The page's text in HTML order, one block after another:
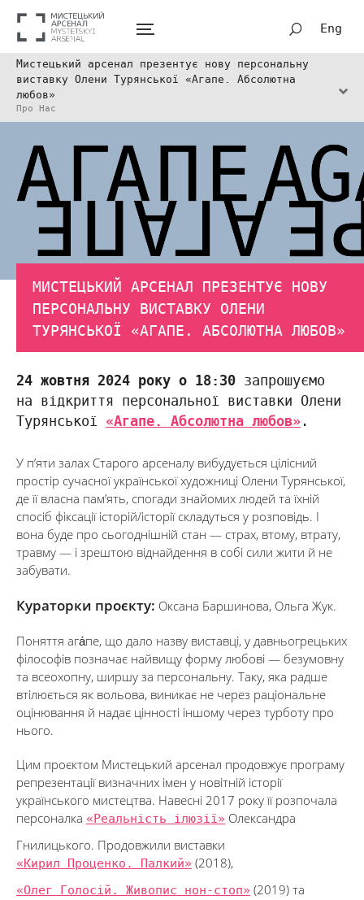
Eng
Мистецький арсенал презентує нову персональну
виставку Олени Турянської «Агапе. Абсолютна
любов»
Про Нас
МИСТЕЦЬКИЙ АРСЕНАЛ ПРЕЗЕНТУЄ НОВУ
ПЕРСОНАЛЬНУ ВИСТАВКУ ОЛЕНИ
ТУРЯНСЬКОЇ «АГАПЕ. АБСОЛЮТНА ЛЮБОВ»
24 жовтня 2024 року о 18:30 запрошуємо
на відкриття персональної виставки Олени
Турянської «Агапе. Абсолютна любов».
У п’яти залах Старого арсеналу вибудується цілісний
простір сучасної української художниці Олени Турянської,
де її власна пам’ять, спогади знайомих людей та їхній
спосіб фіксації історій/історії складуться у розповідь. І
вона буде про сьогоднішній стан — страх, втому, втрату,
травму — і зрештою віднайдення в собі сили жити й не
забувати.
Кураторки проєкту: Оксана Баршинова, Ольга Жук.
Поняття ага́пе, що дало назву виставці, у давньогрецьких
філософів позначає найвищу форму любові — безумовну
та всеохопну, ширшу за персональну. Таку, яка радше
втілюється як вольова, виникає не через раціональне
оцінювання й надає цінності іншому через турботу про
нього.
Цим проєктом Мистецький арсенал продовжує програму
репрезентації визначних імен у новітній історії
українського мистецтва. Навесні 2017 року її розпочала
персоналка «Реальність ілюзії» Олександра
Гнилицького. Продовжили виставки
«Кирил Проценко. Палкий» (2018),
«Олег Голосій. Живопис нон-стоп» (2019) та